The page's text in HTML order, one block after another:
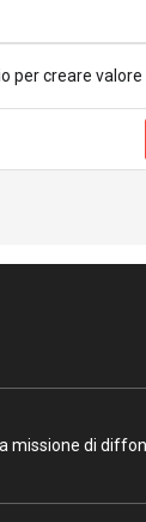
missione di